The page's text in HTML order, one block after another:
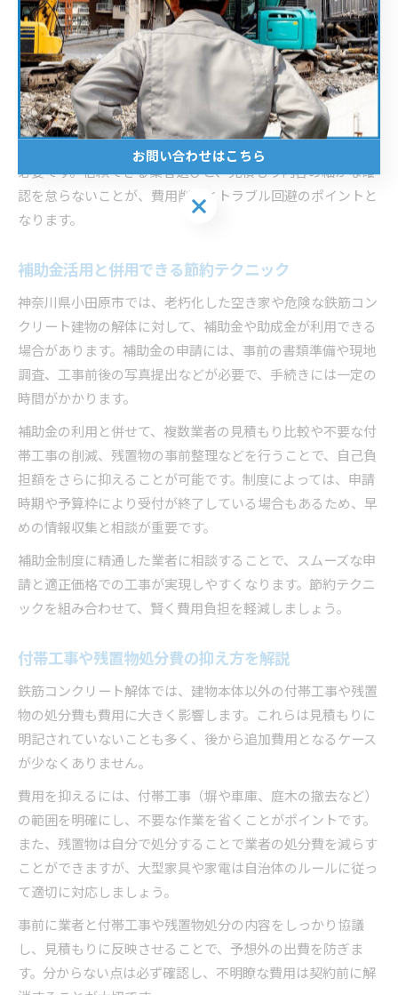
ストダウンが期待できます。
また、解体工事は繁忙期（春先や年度末）を避け、閑散期に
依頼することで、業者が値引きに応じやすくなる傾向があり
ます。小田原市内でも、天候や需要の少ない時期を選ぶこと
で、割安な見積もりを得られる場合があります。
ただし、時期による価格差や直発注時の契約内容には注意が
必要です。信頼できる業者選びと、見積もり内容の細かな確
認を怠らないことが、費用削減とトラブル回避のポイントと
なります。
補助金活用と併用できる節約テクニック
神奈川県小田原市では、老朽化した空き家や危険な鉄筋コン
クリート建物の解体に対して、補助金や助成金が利用できる
場合があります。補助金の申請には、事前の書類準備や現地
調査、工事前後の写真提出などが必要で、手続きには一定の
時間がかかります。
補助金の利用と併せて、複数業者の見積もり比較や不要な付
帯工事の削減、残置物の事前整理などを行うことで、自己負
担額をさらに抑えることが可能です。制度によっては、申請
時期や予算枠により受付が終了している場合もあるため、早
めの情報収集と相談が重要です。
補助金制度に精通した業者に相談することで、スムーズな申
請と適正価格での工事が実現しやすくなります。節約テクニ
ックを組み合わせて、賢く費用負担を軽減しましょう。
付帯工事や残置物処分費の抑え方を解説
鉄筋コンクリート解体では、建物本体以外の付帯工事や残置
物の処分費も費用に大きく影響します。これらは見積もりに
明記されていないことも多く、後から追加費用となるケース
が少なくありません。
費用を抑えるには、付帯工事（塀や車庫、庭木の撤去など）
の範囲を明確にし、不要な作業を省くことがポイントです。
また、残置物は自分で処分することで業者の処分費を減らす
ことができますが、大型家具や家電は自治体のルールに従っ
て適切に対応しましょう。
事前に業者と付帯工事や残置物処分の内容をしっかり協議
し、見積もりに反映させることで、予想外の出費を防ぎま
す。分からない点は必ず確認し、不明瞭な費用は契約前に解
お問い合わせはこちら
お問い合わせはこちら